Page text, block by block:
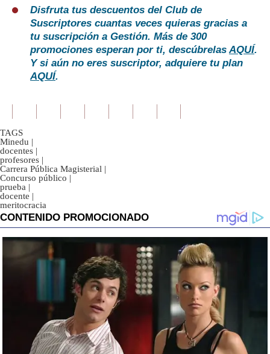
Disfruta tus descuentos del Club de
Suscriptores cuantas veces quieras gracias a
tu suscripción a Gestión. Más de 300
promociones esperan por ti, descúbrelasAQUÍ.
Y si aún no eres suscriptor, adquiere tu plan
AQUÍ.
TAGS
Minedu |
docentes |
profesores |
Carrera Pública Magisterial |
Concurso público |
prueba |
docente |
meritocracia